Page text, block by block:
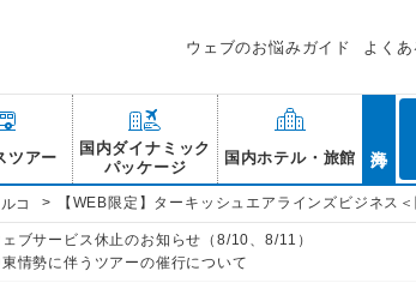
ウェブのお悩みガイド よくあ
ツアー
国内ダイナミック
パッケージ
国内ホテル・旅館
ルコ > 【WEB限定】ターキッシュエアラインズビジネス
ェブサービス休止のお知らせ（8/10、8/11）
情勢に伴うツアーの催行について